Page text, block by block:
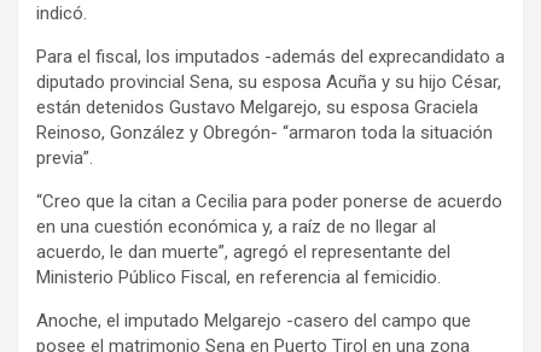
indicó.
Para el fiscal, los imputados -además del exprecandidato a
diputado provincial Sena, su esposa Acuña y su hijo César,
están detenidos Gustavo Melgarejo, su esposa Graciela
Reinoso, González y Obregón- “armaron toda la situación
previa”.
“Creo que la citan a Cecilia para poder ponerse de acuerdo
en una cuestión económica y, a raíz de no llegar al
acuerdo, le dan muerte”, agregó el representante del
Ministerio Público Fiscal, en referencia al femicidio.
Anoche, el imputado Melgarejo -casero del campo que
posee el matrimonio Sena en Puerto Tirol en una zona